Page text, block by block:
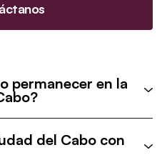
permanecer en la
del Cabo con